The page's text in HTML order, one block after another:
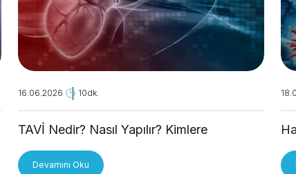
16.06.2026 10dk.
TAVİ Nedir? Nasıl Yapılır? Kimlere
Devamını Oku